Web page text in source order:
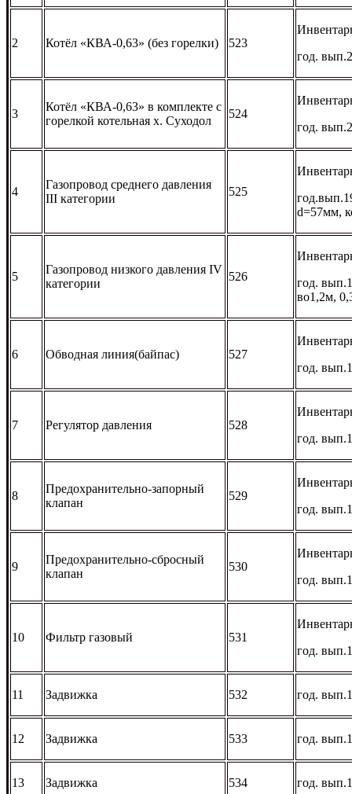
2 Котёл «КВА-0,63» (без горелки) 523
год.
3
Котёл «КВА-0,63» в комплекте с
горелкой котельная х. Суходол
524
год.
4
Газопровод среднего давления
III категории
525
d=57мм,
5
Газопровод низкого давления IV
категории
526
год.
во1,2м,
6 Обводная линия(байпас) 527
год.
7 Регулятор давления 528
год.
8
Предохранительно-запорный
клапан
529
год.
9
Предохранительно-сбросный
клапан
530
год.
10 Фильтр газовый 531
год.
11 Задвижка 532 год.
12 Задвижка 533 год.
13 Задвижка 534 год.